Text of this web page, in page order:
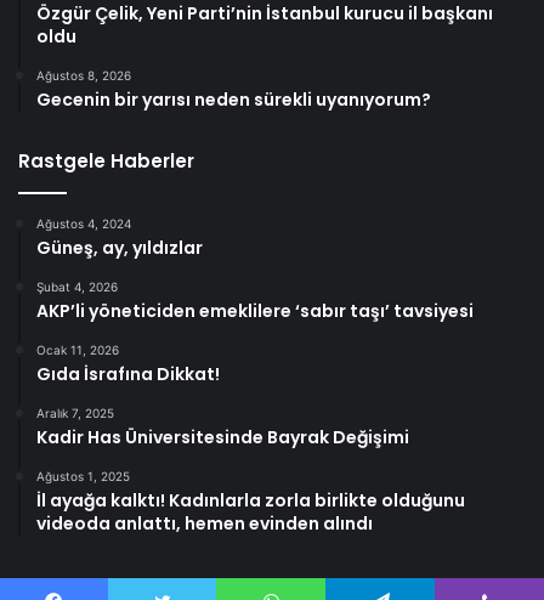
Özgür Çelik, Yeni Parti’nin İstanbul kurucu il başkanı
oldu
Ağustos 8, 2026
Gecenin bir yarısı neden sürekli uyanıyorum?
Rastgele Haberler
Ağustos 4, 2024
Güneş, ay, yıldızlar
Şubat 4, 2026
AKP’li yöneticiden emeklilere ‘sabır taşı’ tavsiyesi
Ocak 11, 2026
Gıda İsrafına Dikkat!
Aralık 7, 2025
Kadir Has Üniversitesinde Bayrak Değişimi
Ağustos 1, 2025
İl ayağa kalktı! Kadınlarla zorla birlikte olduğunu
videoda anlattı, hemen evinden alındı